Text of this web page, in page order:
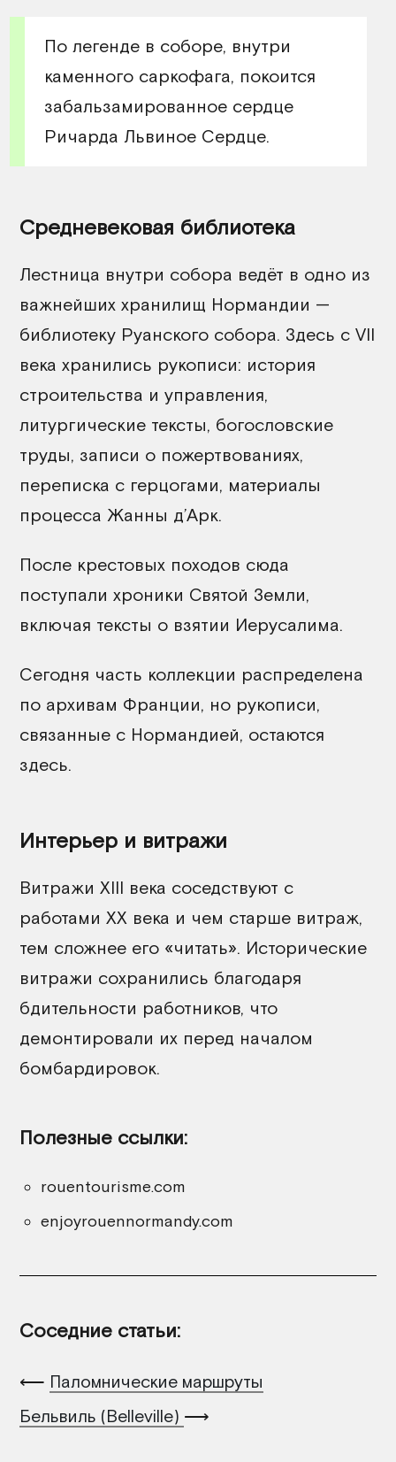
По легенде в соборе, внутри
каменного саркофага, покоится
забальзамированное сердце
Ричарда Львиное Сердце.
Средневековая библиотека
Лестница внутри собора ведёт в одно из
важнейших хранилищ Нормандии —
библиотеку Руанского собора. Здесь с VII
века хранились рукописи: история
строительства и управления,
литургические тексты, богословские
труды, записи о пожертвованиях,
переписка с герцогами, материалы
процесса Жанны д’Арк.
После крестовых походов сюда
поступали хроники Святой Земли,
включая тексты о взятии Иерусалима.
Сегодня часть коллекции распределена
по архивам Франции, но рукописи,
связанные с Нормандией, остаются
здесь.
Интерьер и витражи
Витражи XIII века соседствуют с
работами XX века и чем старше витраж,
тем сложнее его «читать». Исторические
витражи сохранились благодаря
бдительности работников, что
демонтировали их перед началом
бомбардировок.
Полезные ссылки:
rouentourisme.com
enjoyrouennormandy.com
Соседние статьи:
⟵ Паломнические маршруты
Бельвиль (Belleville) ⟶